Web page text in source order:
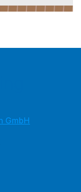
GmbH